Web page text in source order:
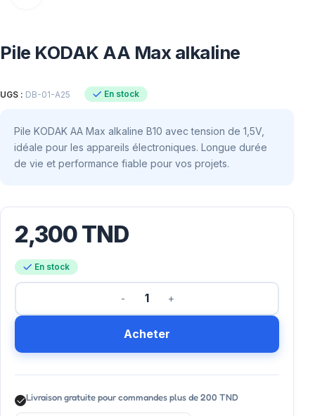
Pile KODAK AA Max alkaline
UGS : DB-01-A25 En stock
Pile KODAK AA Max alkaline B10 avec tension de 1,5V,
idéale pour les appareils électroniques. Longue durée
de vie et performance fiable pour vos projets.
2,300TND
En stock
Acheter
Livraison gratuite pour commandes plus de 200 TND